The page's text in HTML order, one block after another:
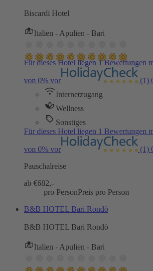
Biscardi Hotel
Italien - Apulien - Bari
Für dieses Hotel liegen 1 Bewertungen
von 0% vor (1)
Internetzugang
Wellness
Sonstiges
Für dieses Hotel liegen 1 Bewertungen
von 0% vor (1)
Pauschalreise
ab €682,-
pro PersonPreis pro Person
B&B HOTEL Bari Rondò
B&B HOTEL Bari Rondò
Italien - Apulien - Bari